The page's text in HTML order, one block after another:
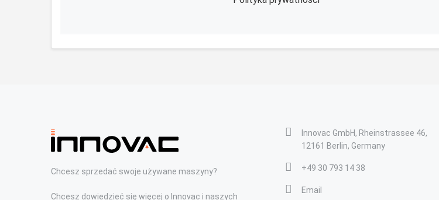
Chcesz sprzedać swoje używane maszyny?
Chcesz dowiedzieć się więcej o Innovac i naszych
Innovac GmbH, Rheinstrassee 46,
12161 Berlin, Germany
+49 30 793 14 38
Email